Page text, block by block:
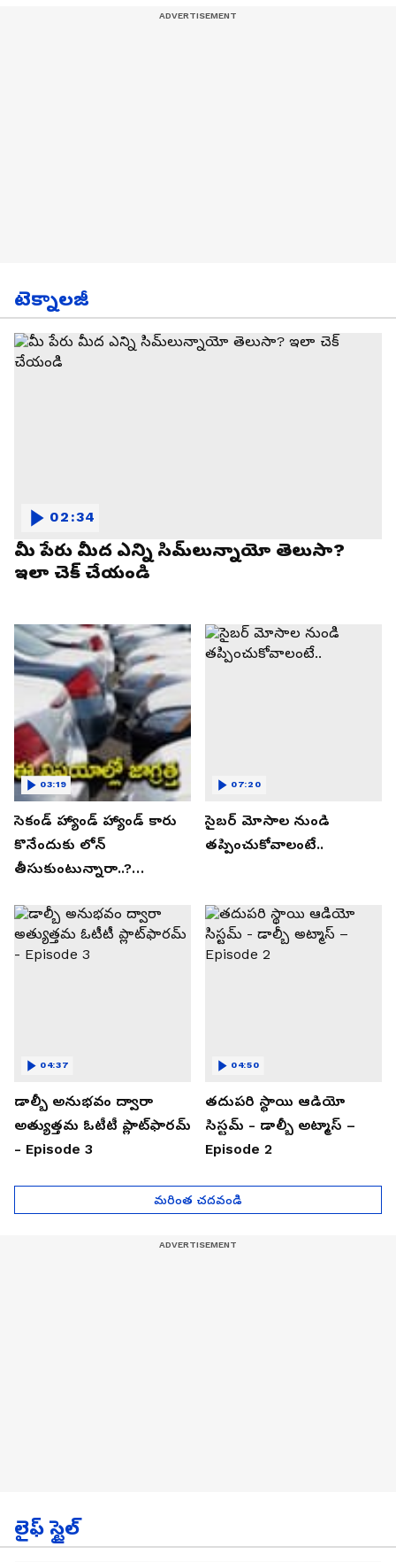
టెక్నాలజీ
మీ పేరు మీద ఎన్ని సిమ్‌లున్నాయో తెలుసా?
ఇలా చెక్ చేయండి
02:34
సెకండ్ హ్యాండ్ హ్యాండ్ కారు
కొనేందుకు లోన్
తీసుకుంటున్నారా..?
తెలుసుకోండి..!
03:19
సైబర్ మోసాల నుండి
తప్పించుకోవాలంటే..
07:20
డాల్బీ అనుభవం ద్వారా
అత్యుత్తమ ఓటీటీ ప్లాట్‌ఫారమ్
- Episode 3
04:37
తదుపరి స్థాయి ఆడియో
సిస్టమ్ - డాల్బీ అట్మాస్ –
Episode 2
04:50
మరింత చదవండి
లైఫ్ స్టైల్